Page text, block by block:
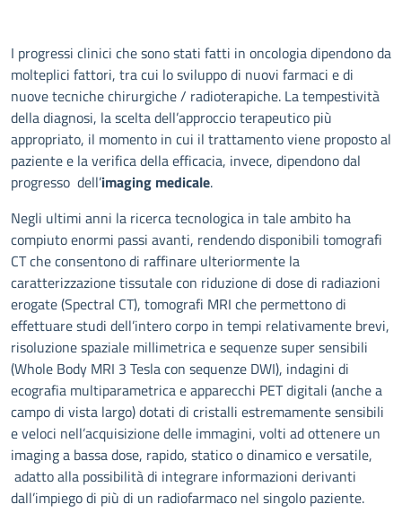
Descrizione
I progressi clinici che sono stati fatti in oncologia dipendono da
molteplici fattori, tra cui lo sviluppo di nuovi farmaci e di
nuove tecniche chirurgiche / radioterapiche. La tempestività
della diagnosi, la scelta dell’approccio terapeutico più
appropriato, il momento in cui il trattamento viene proposto al
paziente e la verifica della efficacia, invece, dipendono dal
progresso dell’imaging medicale.
Negli ultimi anni la ricerca tecnologica in tale ambito ha
compiuto enormi passi avanti, rendendo disponibili tomografi
CT che consentono di raffinare ulteriormente la
caratterizzazione tissutale con riduzione di dose di radiazioni
erogate (Spectral CT), tomografi MRI che permettono di
effettuare studi dell’intero corpo in tempi relativamente brevi,
risoluzione spaziale millimetrica e sequenze super sensibili
(Whole Body MRI 3 Tesla con sequenze DWI), indagini di
ecografia multiparametrica e apparecchi PET digitali (anche a
campo di vista largo) dotati di cristalli estremamente sensibili
e veloci nell’acquisizione delle immagini, volti ad ottenere un
imaging a bassa dose, rapido, statico o dinamico e versatile,
adatto alla possibilità di integrare informazioni derivanti
dall’impiego di più di un radiofarmaco nel singolo paziente.